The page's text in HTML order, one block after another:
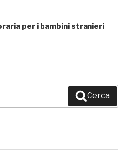
per i bambini stranieri
Cerca